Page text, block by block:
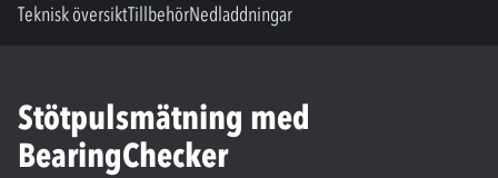
Teknisk översiktTillbehörNedladdningar
Stötpulsmätning med
BearingChecker